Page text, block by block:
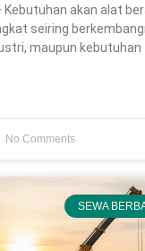
Kebutuhan akan alat
seiring
maupun kebutuhan
No Comments
SEWA